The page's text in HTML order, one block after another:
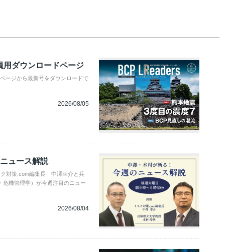
用ダウンロードページ
ージから最新号をダウンロードで
2026/08/05
ュース解説
ク対策.com編集長 中澤幸介と兵
機管理学）が今週注目のニュー
2026/08/04